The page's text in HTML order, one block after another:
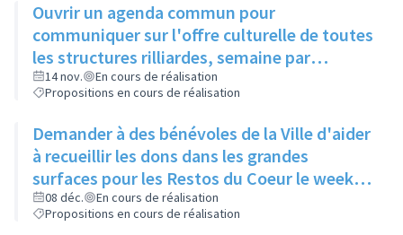
Ouvrir un agenda commun pour
communiquer sur l'offre culturelle de toutes
les structures rilliardes, semaine par
semaine, avec régulation par la mairie
14 nov.
En cours de réalisation
Propositions en cours de réalisation
Demander à des bénévoles de la Ville d'aider
à recueillir les dons dans les grandes
surfaces pour les Restos du Coeur le week-
end de la grande collecte afin d'augmenter
le nombre de points de collecte.
08 déc.
En cours de réalisation
Propositions en cours de réalisation